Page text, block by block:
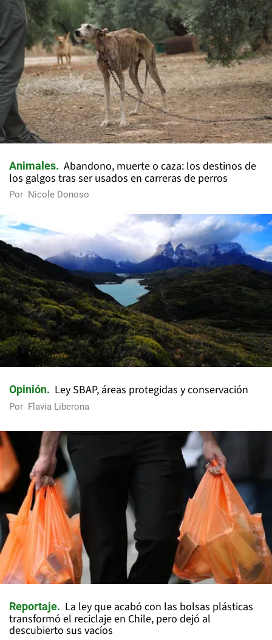
Animales
Abandono, muerte o caza: los destinos de
los galgos tras ser usados en carreras de perros
Por Nicole Donoso
Opinión Ley SBAP, áreas protegidas y conservación
Por Flavia Liberona
Reportaje
La ley que acabó con las bolsas plásticas
transformó el reciclaje en Chile, pero dejó al
descubierto sus vacíos